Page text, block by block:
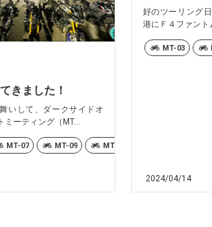
きました！
いして、ダークサイドオ
ミーティング（MT...
MT-07 MT-09 MT-10
好のツーリング
港にＦ４ファント
MT-03
2024/04/14